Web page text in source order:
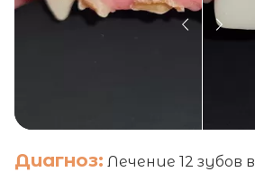
Диагноз: Лечение 12 зубов в